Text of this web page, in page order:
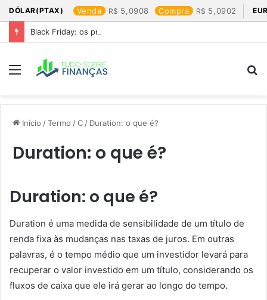
DÓLAR(PTAX) Venda 5,0908 Compra 5,0902
Black Friday: os produtos que mais valem a pena
Menu
Início /Termo /C / Duration: o que é?
Duration: o que é?
Duration: o que é?
Duration é uma medida de sensibilidade de um título de
renda fixa às mudanças nas taxas de juros. Em outras
palavras, é o tempo médio que um investidor levará para
recuperar o valor investido em um título, considerando os
fluxos de caixa que ele irá gerar ao longo do tempo.